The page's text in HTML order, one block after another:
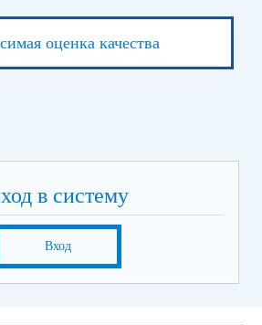
оценка качества
в систему
Вход